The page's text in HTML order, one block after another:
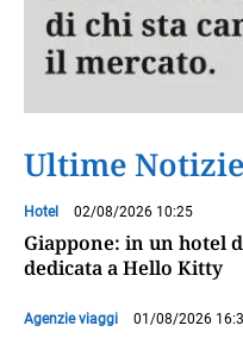
Ultime Notizie
Hotel 02/08/2026 10:25
Giappone: in un hotel
dedicata a Hello Kitty
Agenzie viaggi 01/08/2026